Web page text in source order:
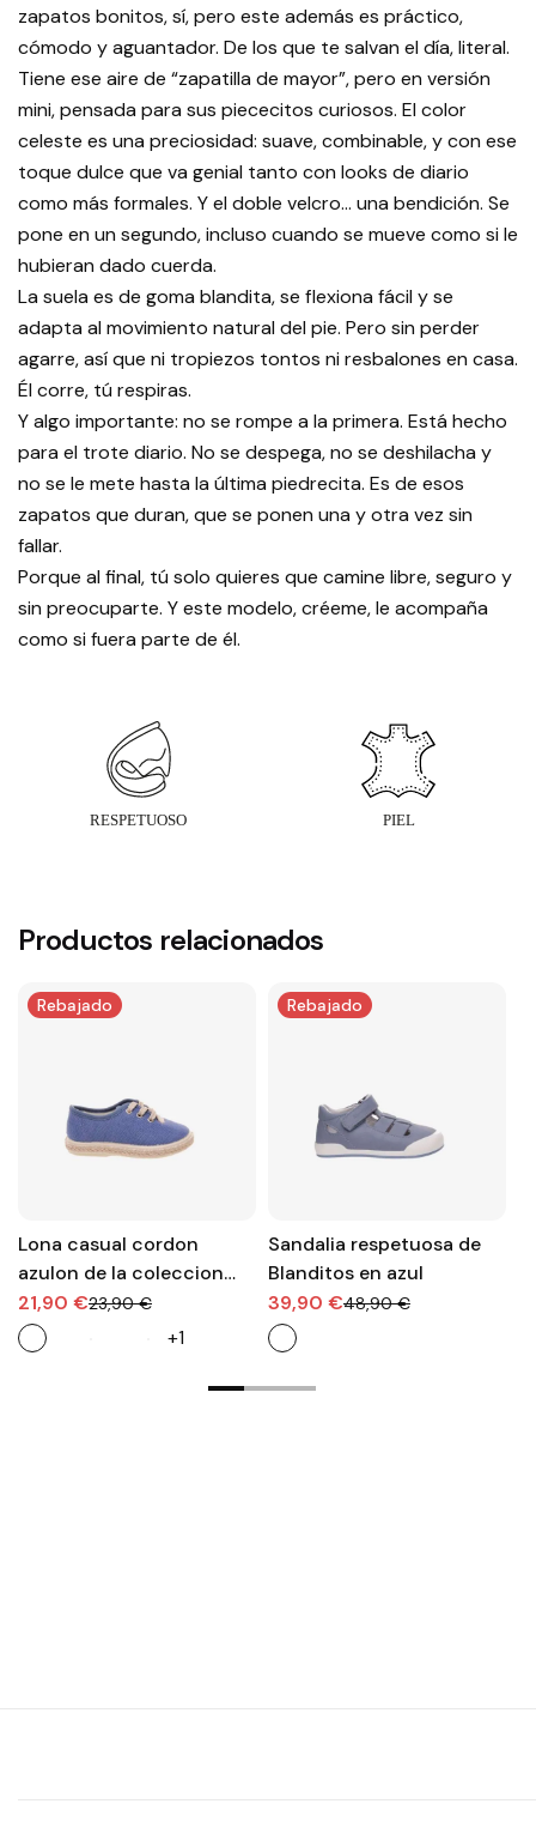
zapatos bonitos, sí, pero este además es práctico,
cómodo y aguantador. De los que te salvan el día, literal.
Tiene ese aire de “zapatilla de mayor”, pero en versión
mini, pensada para sus piececitos curiosos. El color
celeste es una preciosidad: suave, combinable, y con ese
toque dulce que va genial tanto con looks de diario
como más formales. Y el doble velcro… una bendición. Se
pone en un segundo, incluso cuando se mueve como si le
hubieran dado cuerda.
La suela es de goma blandita, se flexiona fácil y se
adapta al movimiento natural del pie. Pero sin perder
agarre, así que ni tropiezos tontos ni resbalones en casa.
Él corre, tú respiras.
Y algo importante: no se rompe a la primera. Está hecho
para el trote diario. No se despega, no se deshilacha y
no se le mete hasta la última piedrecita. Es de esos
zapatos que duran, que se ponen una y otra vez sin
fallar.
Porque al final, tú solo quieres que camine libre, seguro y
sin preocuparte. Y este modelo, créeme, le acompaña
como si fuera parte de él.
Productos relacionados
Rebajado
Lona casual cordon
azulon de la coleccion
Vulpeques
21,90 €23,90 €
+1
Rebajado
Sandalia respetuosa de
Blanditos en azul
39,90 €48,90 €